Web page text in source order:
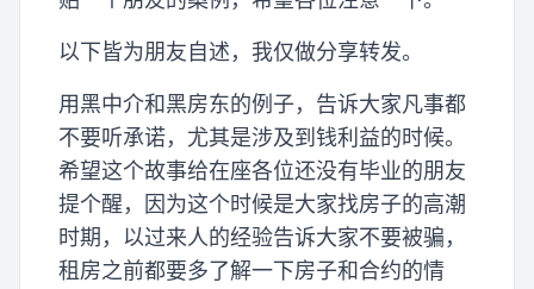
以下皆为朋友自述，我仅做分享转发。
用黑中介和黑房东的例子，告诉大家凡事都
不要听承诺，尤其是涉及到钱利益的时候。
希望这个故事给在座各位还没有毕业的朋友
提个醒，因为这个时候是大家找房子的高潮
时期，以过来人的经验告诉大家不要被骗，
租房之前都要多了解一下房子和合约的情